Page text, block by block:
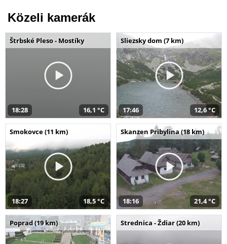
Közeli kamerák
Štrbské Pleso - Mostíky
18:28 16,1 °C
Sliezsky dom (7 km)
17:46 12,6 °C
Smokovce (11 km)
18:27 18,5 °C
Skanzen Pribylina (18 km)
18:16 21,4 °C
Poprad (19 km) Strednica - Ždiar (20 km)